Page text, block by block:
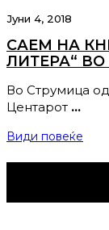
Јуни 4, 2018
САЕМ НА
ЛИТЕРА“
Во Струмица
Центарот …
Види повеќе